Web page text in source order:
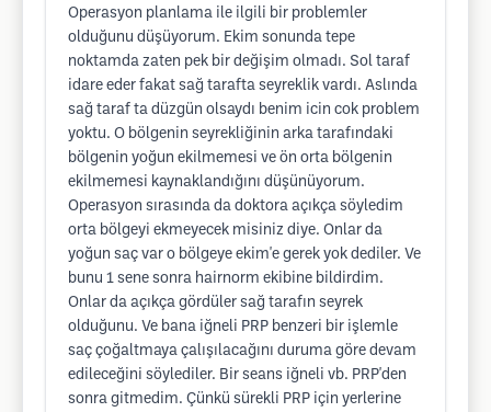
Operasyon planlama ile ilgili bir problemler
olduğunu düşüyorum. Ekim sonunda tepe
noktamda zaten pek bir değişim olmadı. Sol taraf
idare eder fakat sağ tarafta seyreklik vardı. Aslında
sağ taraf ta düzgün olsaydı benim icin cok problem
yoktu. O bölgenin seyrekliğinin arka tarafındaki
bölgenin yoğun ekilmemesi ve ön orta bölgenin
ekilmemesi kaynaklandığını düşünüyorum.
Operasyon sırasında da doktora açıkça söyledim
orta bölgeyi ekmeyecek misiniz diye. Onlar da
yoğun saç var o bölgeye ekim'e gerek yok dediler. Ve
bunu 1 sene sonra hairnorm ekibine bildirdim.
Onlar da açıkça gördüler sağ tarafın seyrek
olduğunu. Ve bana iğneli PRP benzeri bir işlemle
saç çoğaltmaya çalışılacağını duruma göre devam
edileceğini söylediler. Bir seans iğneli vb. PRP'den
sonra gitmedim. Çünkü sürekli PRP için yerlerine